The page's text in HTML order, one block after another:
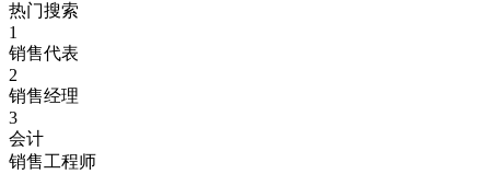
热门搜索
1
销售代表
2
销售经理
3
会计
销售工程师